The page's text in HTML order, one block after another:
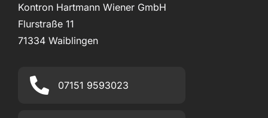
Kontron Hartmann Wiener GmbH
Flurstraße 11
71334 Waiblingen
07151 9593023